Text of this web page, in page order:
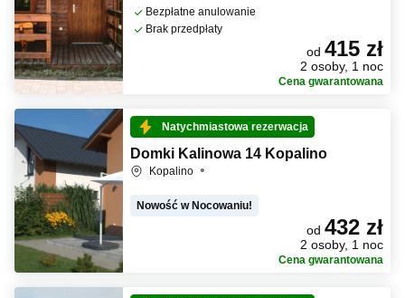
Bezpłatne anulowanie
Brak przedpłaty
od 415 zł
2 osoby, 1 noc
Cena gwarantowana
Natychmiastowa rezerwacja
Domki Kalinowa 14 Kopalino
Kopalino
Nowość w Nocowaniu!
od 432 zł
2 osoby, 1 noc
Cena gwarantowana